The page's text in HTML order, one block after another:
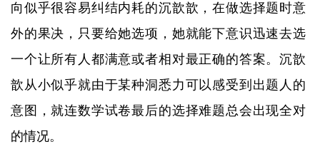
向似乎很容易纠结内耗的沉歆歆，在做选择题时意
外的果决，只要给她选项，她就能下意识迅速去选
一个让所有人都满意或者相对最正确的答案。沉歆
歆从小似乎就由于某种洞悉力可以感受到出题人的
意图，就连数学试卷最后的选择难题总会出现全对
的情况。